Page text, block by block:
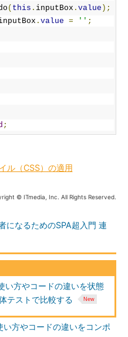
( this . inputBox . value );
. value = '' ;
;
ル（CSS）の適用
© ITmedia, Inc. All Rights Reserved.
になるためのSPA超入門 連
い方やコードの違いを状態
テストで比較する
方やコードの違いをコンポ